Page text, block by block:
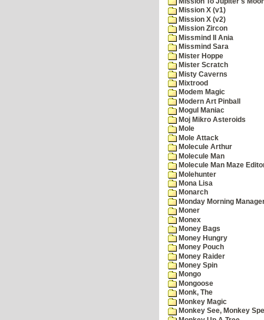
Mission X (v1)
Mission X (v2)
Mission Zircon
Missmind II Ania
Missmind Sara
Mister Hoppe
Mister Scratch
Misty Caverns
Mixtrood
Modem Magic
Modern Art Pinball
Mogul Maniac
Moj Mikro Asteroids
Mole
Mole Attack
Molecule Arthur
Molecule Man
Molecule Man Maze
Molehunter
Mona Lisa
Monarch
Monday Morning
Moner
Monex
Money Bags
Money Hungry
Money Pouch
Money Raider
Money Spin
Mongo
Mongoose
Monk, The
Monkey Magic
Monkey See, Monkey